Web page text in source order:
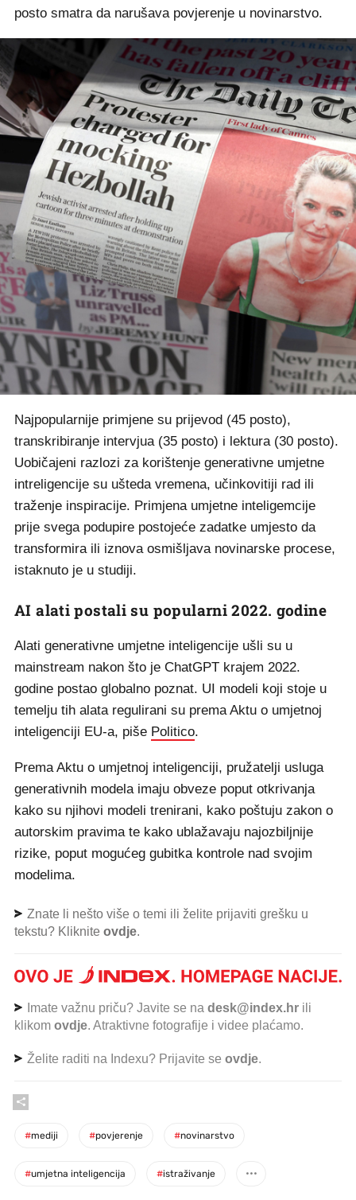
posto smatra da narušava povjerenje u novinarstvo.
Najpopularnije primjene su prijevod (45 posto),
transkribiranje intervjua (35 posto) i lektura (30 posto).
Uobičajeni razlozi za korištenje generativne umjetne
intreligencije su ušteda vremena, učinkovitiji rad ili
traženje inspiracije. Primjena umjetne inteligemcije
prije svega podupire postojeće zadatke umjesto da
transformira ili iznova osmišljava novinarske procese,
istaknuto je u studiji.
AI alati postali su popularni 2022. godine
Alati generativne umjetne inteligencije ušli su u
mainstream nakon što je ChatGPT krajem 2022.
godine postao globalno poznat. UI modeli koji stoje u
temelju tih alata regulirani su prema Aktu o umjetnoj
inteligenciji EU-a, piše Politico.
Prema Aktu o umjetnoj inteligenciji, pružatelji usluga
generativnih modela imaju obveze poput otkrivanja
kako su njihovi modeli trenirani, kako poštuju zakon o
autorskim pravima te kako ublažavaju najozbiljnije
rizike, poput mogućeg gubitka kontrole nad svojim
modelima.
Znate li nešto više o temi ili želite prijaviti grešku u
tekstu? Kliknite ovdje.
Imate važnu priču? Javite se na desk@index.hr ili
klikom ovdje. Atraktivne fotografije i videe plaćamo.
Želite raditi na Indexu? Prijavite se ovdje.
#mediji #povjerenje #novinarstvo
#umjetna inteligencija #istraživanje